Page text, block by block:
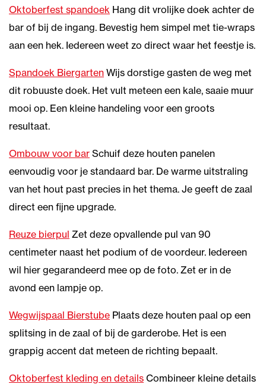
Oktoberfest spandoek Hang dit vrolijke doek achter de
bar of bij de ingang. Bevestig hem simpel met tie-wraps
aan een hek. Iedereen weet zo direct waar het feestje is.
Spandoek Biergarten Wijs dorstige gasten de weg met
dit robuuste doek. Het vult meteen een kale, saaie muur
mooi op. Een kleine handeling voor een groots
resultaat.
Ombouw voor bar Schuif deze houten panelen
eenvoudig voor je standaard bar. De warme uitstraling
van het hout past precies in het thema. Je geeft de zaal
direct een fijne upgrade.
Reuze bierpul Zet deze opvallende pul van 90
centimeter naast het podium of de voordeur. Iedereen
wil hier gegarandeerd mee op de foto. Zet er in de
avond een lampje op.
Wegwijspaal Bierstube Plaats deze houten paal op een
splitsing in de zaal of bij de garderobe. Het is een
grappig accent dat meteen de richting bepaalt.
Oktoberfest kleding en details Combineer kleine details